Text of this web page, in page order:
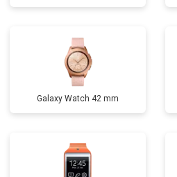
Galaxy Watch 42 mm